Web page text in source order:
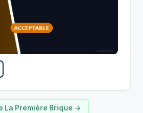
La Première Brique →